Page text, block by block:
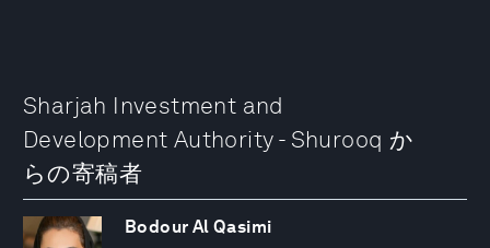
Sharjah Investment and
Development Authority - Shurooq か
らの寄稿者
Bodour Al Qasimi